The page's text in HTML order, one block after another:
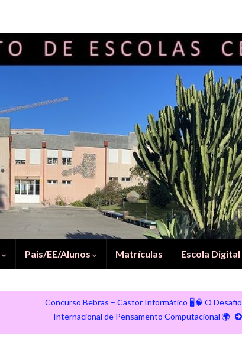
Pais/EE/Alunos Matrículas Escola Digital
Concurso Bebras – Castor Informático 🖥️🧠 O Desafio
Internacional de Pensamento Computacional 🌍